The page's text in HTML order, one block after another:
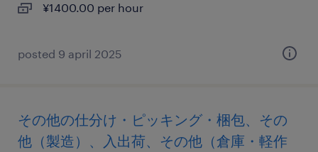
¥1400.00 per hour
posted 9 april 2025
その他の仕分け・ピッキング・梱包、その
他（製造）、入出荷、その他（倉庫・軽作